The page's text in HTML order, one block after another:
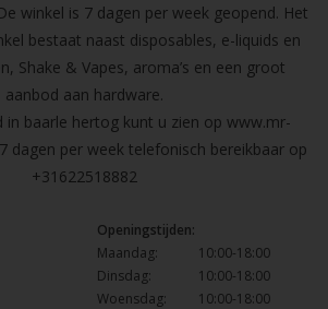
winkel is 7 dagen per week geopend. Het
bestaat naast disposables, e-liquids en
Shake & Vapes, aroma’s en een groot
aanbod aan hardware.
in baarle hertog kunt u zien op www.mr-
dagen per week telefonisch bereikbaar op
+31622518882
Openingstijden:
Maandag:
10:00-18:00
Dinsdag:
10:00-18:00
Woensdag:
10:00-18:00